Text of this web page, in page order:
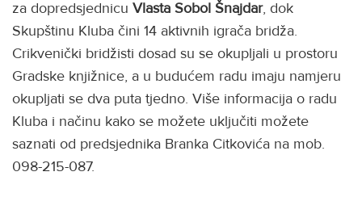
za dopredsjednicu Vlasta Sobol Šnajdar, dok
Skupštinu Kluba čini 14 aktivnih igrača bridža.
Crikvenički bridžisti dosad su se okupljali u prostoru
Gradske knjižnice, a u budućem radu imaju namjeru
okupljati se dva puta tjedno. Više informacija o radu
Kluba i načinu kako se možete uključiti možete
saznati od predsjednika Branka Citkovića na mob.
098-215-087.